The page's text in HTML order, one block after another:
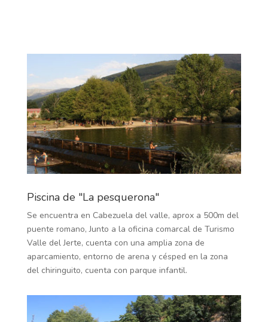
Piscina de "La pesquerona"
Se encuentra en Cabezuela del valle, aprox a 500m del
puente romano, Junto a la oficina comarcal de Turismo
Valle del Jerte, cuenta con una amplia zona de
aparcamiento, entorno de arena y césped en la zona
del chiringuito, cuenta con parque infantil.